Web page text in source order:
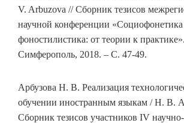
V. Arbuzova // Сборник тезисов
научной конференции
фоностилистика: от теории к
Симферополь, 2018. – С. 47-49.
Арбузова Н. В. Реализация
обучении иностранным языкам / Н. В.
Сборник тезисов участников IV